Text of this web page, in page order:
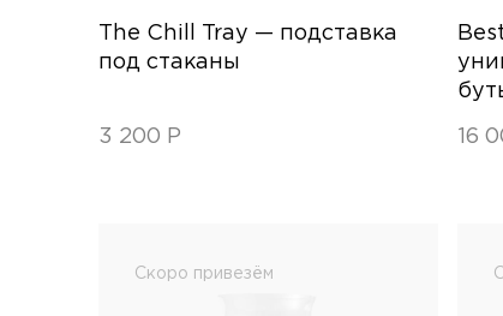
The Chill Tray — подставка
под стаканы
3 200 Р 16
Скоро привезём